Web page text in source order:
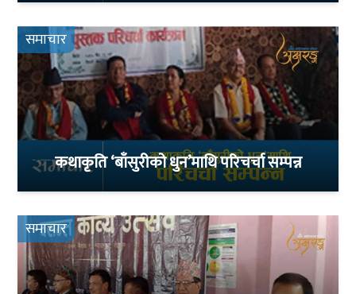
समाचार
कथाकृति ‘बाँसुरीको धुन’माथि परिचर्चा सम्पन्न
समाचार